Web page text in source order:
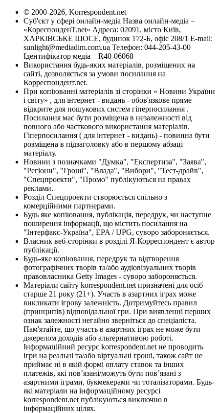
© 2000-2026, Korrespondent.net
Суб'єкт у сфері онлайн-медіа Назва онлайн-медіа –
«КореспонденТ.net» Адреса: 02091, місто Київ,
ХАРКІВСЬКЕ ШОСЕ, будинок 172-Б, офіс 208/1 E-mail:
sunlight@mediadim.com.ua Телефон: 044-205-43-00
Ідентифікатор медіа – R40-06068
Використання будь-яких матеріалів, розміщених на
сайті, дозволяється за умови посилання на
Корреспондент.net.
При копіюванні матеріалів зі сторінки « Новини України
і світу» , для інтернет - видань - обов'язкове пряме
відкрите для пошукових систем гіперпосилання .
Посилання має бути розміщена в незалежності від
повного або часткового використання матеріалів.
Гіперпосилання ( для інтернет - видань) - повинна бути
розміщена в підзаголовку або в першому абзаці
матеріалу.
Новини з позначками "Думка", "Експертиза", "Заява",
"Регіони", "Гроші", "Влада", "Вибори", "Тест-драйв",
"Спецпроекти", "Промо" публікуються на правах
реклами.
Розділ Спецпроекти створюється спільно з
комерційними партнерами.
Будь яке копіювання, публікація, передрук, чи наступне
поширення інформації, що містить посилання на
"Інтерфакс-Україна", EPA / UPG, суворо забороняється.
Власник веб-сторінки в розділі Я-Корреспондент є автор
публікації.
Будь-яке копіювання, передрук та відтворення
фотографічних творів та/або аудіовізуальних творів
правовласника Getty Images - суворо забороняється.
Матеріали сайту korrespondent.net призначені для осіб
старше 21 року (21+). Участь в азартних іграх може
викликати ігрову залежність. Дотримуйтесь правил
(принципів) відповідальної гри. При виявленні перших
ознак залежності негайно зверніться до спеціаліста.
Пам'ятайте, що участь в азартних іграх не може бути
джерелом доходів або альтернативою роботі.
Інформаційний ресурс korrespondent.net не проводить
ігри на реальні та/або віртуальні гроші, також сайт не
приймає ні в якій формі оплату ставок та інших
платежів, які пов’язані/можуть бути пов’язані з
азартними іграми, букмекерами чи тоталізаторами. Будь-
які матеріали на інформаційному ресурсі
korrespondent.net публікуються виключно в
інформаційних цілях.